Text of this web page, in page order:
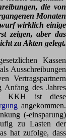
die von
Monaten
wirklich einige
zeigen, aber das
zu Akten gelegt.
Kassen
Ausschreibungen
Vertragspartnern
Anfang des Jahres
KKH ist diese
angekommen.
(-einsparung)
zu Lasten der
hat zufolge, dass